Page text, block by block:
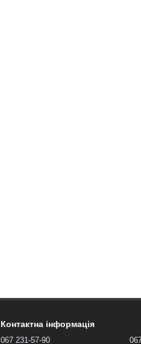
Контактна інформація
067 231-57-90